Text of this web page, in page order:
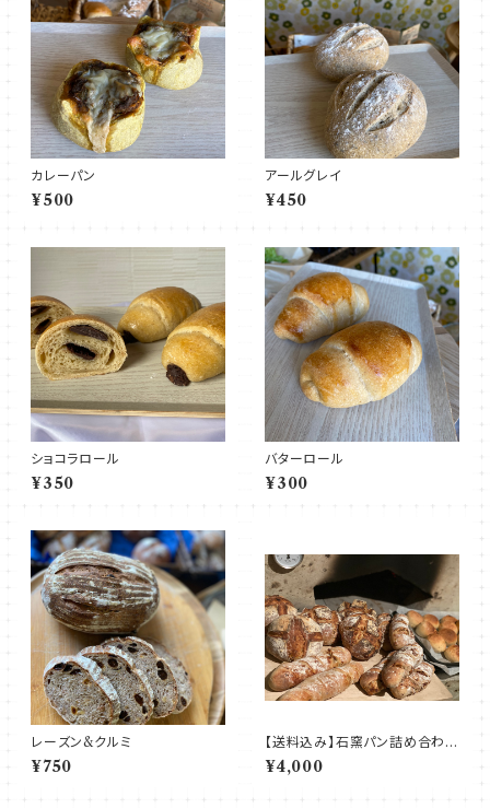
カレーパン
¥500
アールグレイ
¥450
ショコラロール
¥350
バターロール
¥300
レーズン&クルミ
¥750
【送料込み】石窯パン詰め合わせ
60
¥4,000